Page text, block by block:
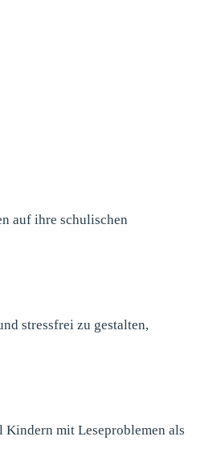
auf ihre schulischen
stressfrei zu gestalten,
Kindern mit Leseproblemen als